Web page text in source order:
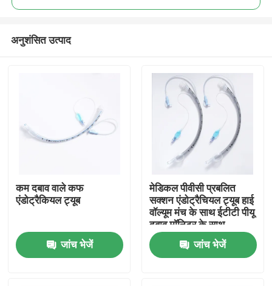
अनुशंसित उत्पाद
कम दबाव वाले कफ
एंडोट्रैकियल ट्यूब
जांच भेजें
मेडिकल पीवीसी प्रबलित
सक्शन एंडोट्रैचियल ट्यूब हाई
वॉल्यूम मंच के साथ ईटीटी पीयू
दबाव मॉनिटर के साथ
जांच भेजें